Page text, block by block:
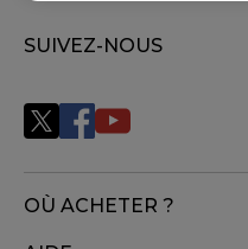
SUIVEZ-NOUS
OÙ ACHETER ?